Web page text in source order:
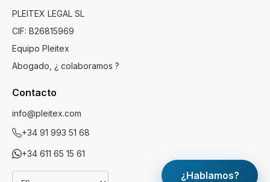
PLEITEX LEGAL SL
CIF: B26815969
Equipo Pleitex
Abogado, ¿ colaboramos ?
Contacto
info@pleitex.com
+34 91 993 51 68
+34 611 65 15 61
Idioma ¿Hablamos?